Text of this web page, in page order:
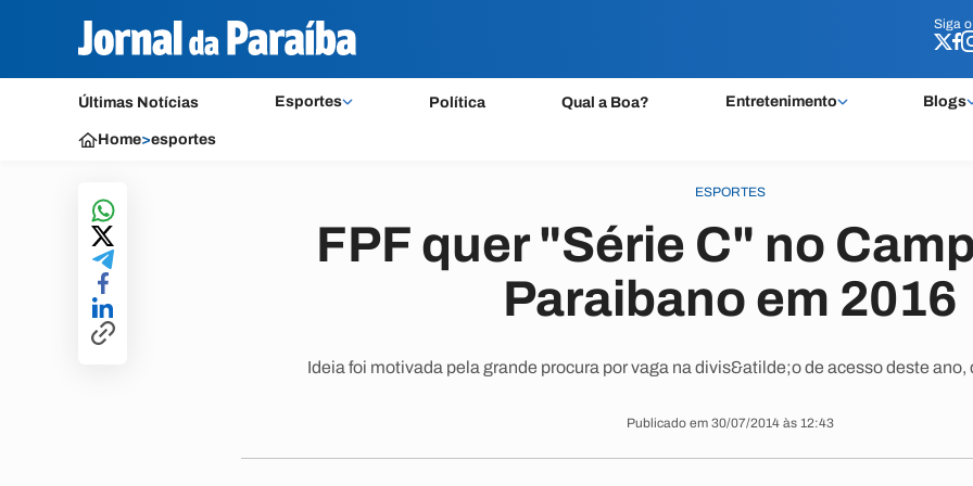
Siga o
Últimas Notícias Esportes Política Qual a Boa? Entretenimento Blogs
Siga o
Home>esportes
ESPORTES
FPF quer "Série C" no
Paraibano em 2016
Ideia foi motivada pela grande procura por vaga na divis&atilde;o de acesso deste
Publicado em 30/07/2014 às 12:43